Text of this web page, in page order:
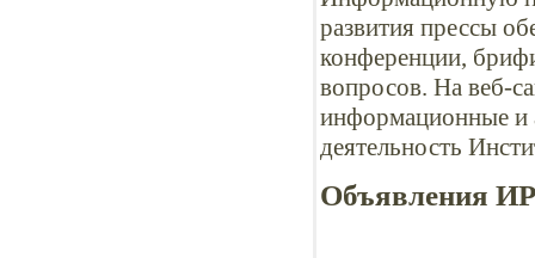
развития прессы
конференции,
вопросов. На веб-
информационные и
деятельность
Объявления